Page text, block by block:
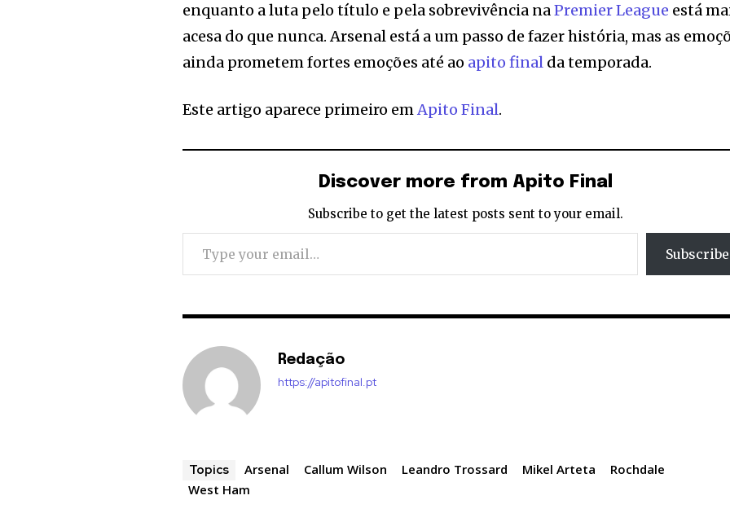
enquanto a luta pelo título e pela sobrevivência naPremier League está
acesa do que nunca. Arsenal está a um passo de fazer história, mas as
ainda prometem fortes emoções até ao apito final da temporada.
Este artigo aparece primeiro emApito Final.
Discover more from Apito Final
Subscribe to get the latest posts sent to your email.
Type your email…
Subscribe
Redação
https://apitofinal.pt
Topics Arsenal Callum Wilson Leandro Trossard Mikel Arteta
Rochdale
West Ham